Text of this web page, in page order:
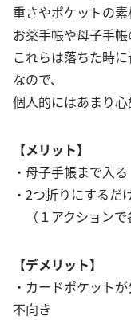
重さやポケットの
お薬手帳や母子手帳
これらは落ちた時
なので、
個人的にはあまり心
【メリット】
・母子手帳まで入る
・2つ折りにするだ
（１アクションで
【デメリット】
・カードポケット
不向き